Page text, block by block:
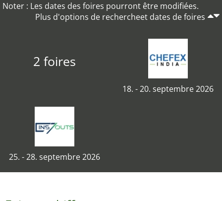
Noter : Les dates des foires pourront être modifiées.
Plus d'options de rechercheet dates de foires
2 foires
18. - 20. septembre 2026
25. - 28. septembre 2026